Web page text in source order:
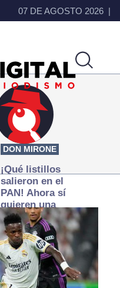
07 DE AGOSTO 2026
DON MIRONE
¡Qué listillos
salieron en el
PAN! Ahora sí
quieren una
Fiscalía
autónoma… y
transexenal